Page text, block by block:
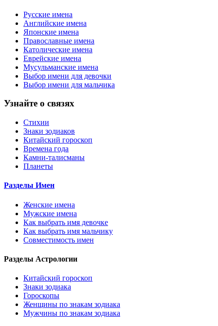
Русские имена
Английские имена
Японские имена
Православные имена
Католические имена
Еврейские имена
Мусульманские имена
Выбор имени для девочки
Выбор имени для мальчика
Узнайте о связях
Стихии
Знаки зодиаков
Китайский гороскоп
Времена года
Камни-талисманы
Планеты
Разделы Имен
Женские имена
Мужские имена
Как выбрать имя девочке
Как выбрать имя мальчику
Совместимость имен
Разделы Астрологии
Китайский гороскоп
Знаки зодиака
Гороскопы
Женщины по знакам зодиака
Мужчины по знакам зодиака